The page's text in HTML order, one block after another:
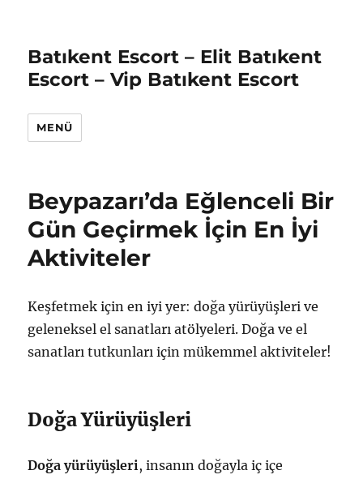
Batıkent Escort – Elit Batıkent
Escort – Vip Batıkent Escort
MENÜ
Beypazarı’da Eğlenceli Bir
Gün Geçirmek İçin En İyi
Aktiviteler
Keşfetmek için en iyi yer: doğa yürüyüşleri ve
geleneksel el sanatları atölyeleri. Doğa ve el
sanatları tutkunları için mükemmel aktiviteler!
Doğa Yürüyüşleri
Doğa yürüyüşleri, insanın doğayla iç içe